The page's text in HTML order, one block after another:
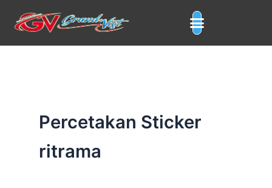
Percetakan Sticker
ritrama